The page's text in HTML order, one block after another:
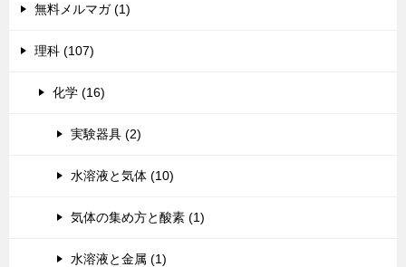
無料メルマガ (1)
理科 (107)
化学 (16)
実験器具 (2)
水溶液と気体 (10)
気体の集め方と酸素 (1)
水溶液と金属 (1)